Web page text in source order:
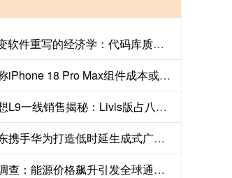
策略宝 AI改变软件重写的经济学：代码库质量决定输出上限
红和古 爆料称iPhone 18 Pro Max组件成本或增近300美元
好牛配资 理想L9一线销售揭秘：Livis版占八成 双拼色成“标配”
贵丰配资 京东携手华为打造低时延生成式广告解决方案 基于鲲鹏超节点
都优配送端 调查：能源价格飙升引发全球通胀担忧 但通胀水平仍相对温和